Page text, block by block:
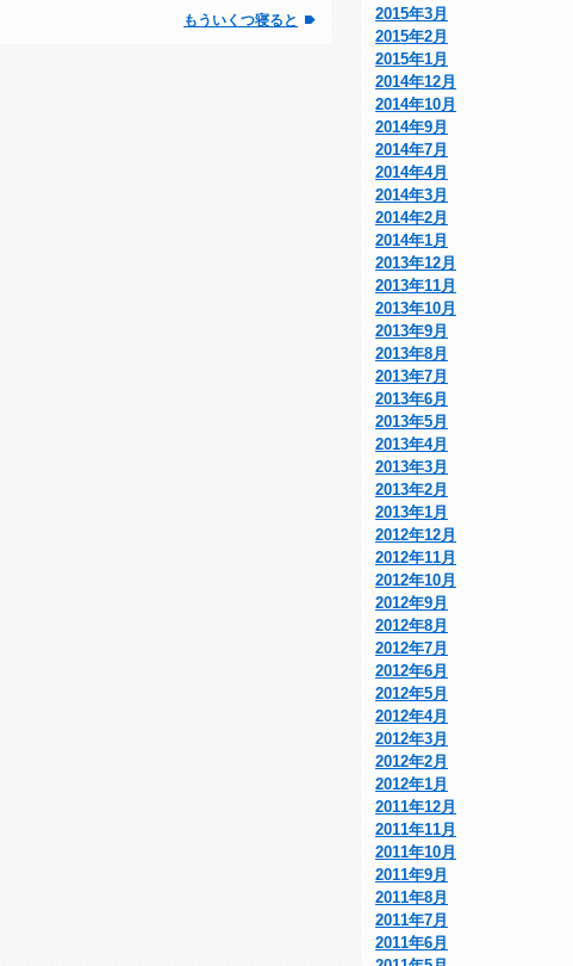
もういくつ寝ると
2015年3月
2015年2月
2015年1月
2014年12月
2014年10月
2014年9月
2014年7月
2014年4月
2014年3月
2014年2月
2014年1月
2013年12月
2013年11月
2013年10月
2013年9月
2013年8月
2013年7月
2013年6月
2013年5月
2013年4月
2013年3月
2013年2月
2013年1月
2012年12月
2012年11月
2012年10月
2012年9月
2012年8月
2012年7月
2012年6月
2012年5月
2012年4月
2012年3月
2012年2月
2012年1月
2011年12月
2011年11月
2011年10月
2011年9月
2011年8月
2011年7月
2011年6月